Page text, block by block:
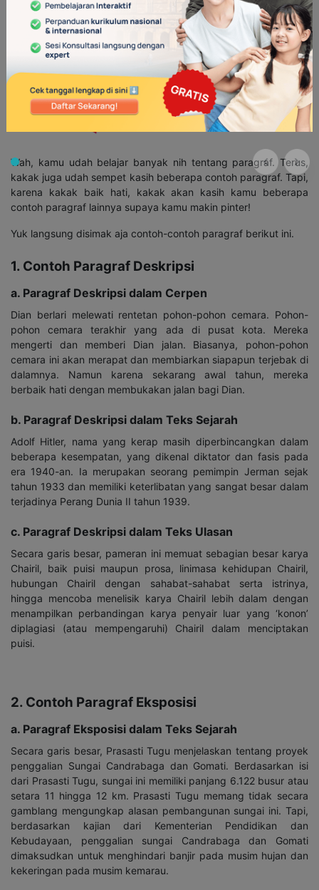
Wah, kamu udah belajar banyak nih tentang paragraf. Terus,
kakak juga udah sempet kasih beberapa contoh paragraf. Tapi,
karena kakak baik hati, kakak akan kasih kamu beberapa
contoh paragraf lainnya supaya kamu makin pinter!
Yuk langsung disimak aja contoh-contoh paragraf berikut ini.
1. Contoh Paragraf Deskripsi
a. Paragraf Deskripsi dalam Cerpen
Dian berlari melewati rentetan pohon-pohon cemara. Pohon-
pohon cemara terakhir yang ada di pusat kota. Mereka
mengerti dan memberi Dian jalan. Biasanya, pohon-pohon
cemara ini akan merapat dan membiarkan siapapun terjebak di
dalamnya. Namun karena sekarang awal tahun, mereka
berbaik hati dengan membukakan jalan bagi Dian.
b. Paragraf Deskripsi dalam Teks Sejarah
Adolf Hitler, nama yang kerap masih diperbincangkan dalam
beberapa kesempatan, yang dikenal diktator dan fasis pada
era 1940-an. Ia merupakan seorang pemimpin Jerman sejak
tahun 1933 dan memiliki keterlibatan yang sangat besar dalam
terjadinya Perang Dunia II tahun 1939.
c. Paragraf Deskripsi dalam Teks Ulasan
Secara garis besar, pameran ini memuat sebagian besar karya
Chairil, baik puisi maupun prosa, linimasa kehidupan Chairil,
hubungan Chairil dengan sahabat-sahabat serta istrinya,
hingga mencoba menelisik karya Chairil lebih dalam dengan
menampilkan perbandingan karya penyair luar yang ‘konon’
diplagiasi (atau mempengaruhi) Chairil dalam menciptakan
puisi.
2. Contoh Paragraf Eksposisi
a. Paragraf Eksposisi dalam Teks Sejarah
Secara garis besar, Prasasti Tugu menjelaskan tentang proyek
penggalian Sungai Candrabaga dan Gomati. Berdasarkan isi
dari Prasasti Tugu, sungai ini memiliki panjang 6.122 busur atau
setara 11 hingga 12 km. Prasasti Tugu memang tidak secara
gamblang mengungkap alasan pembangunan sungai ini. Tapi,
berdasarkan kajian dari Kementerian Pendidikan dan
Kebudayaan, penggalian sungai Candrabaga dan Gomati
dimaksudkan untuk menghindari banjir pada musim hujan dan
kekeringan pada musim kemarau.